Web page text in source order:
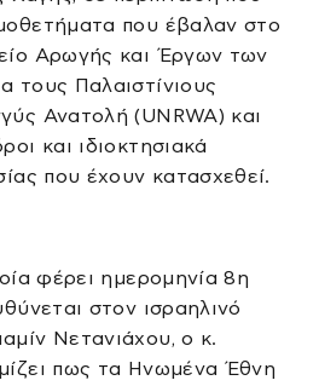
που έβαλαν στο
Αρωγής και Έργων των
τους Παλαιστίνιους
Ανατολή (UNRWA) και
και ιδιοκτησιακά
που έχουν κατασχεθεί.
φέρει ημερομηνία 8η
στον ισραηλινό
Νετανιάχου, ο κ.
πως τα Ηνωμένα Έθνη